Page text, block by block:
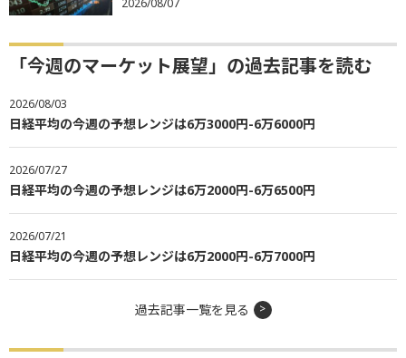
2026/08/07
「今週のマーケット展望」の過去記事を読む
2026/08/03
日経平均の今週の予想レンジは6万3000円-6万6000円
2026/07/27
日経平均の今週の予想レンジは6万2000円-6万6500円
2026/07/21
日経平均の今週の予想レンジは6万2000円-6万7000円
過去記事一覧を見る